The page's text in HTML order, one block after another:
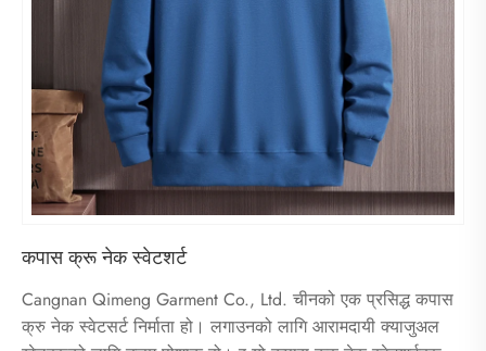
कपास क्रू नेक स्वेटशर्ट
Cangnan Qimeng Garment Co., Ltd. चीनको एक प्रसिद्ध कपास
क्रु नेक स्वेटसर्ट निर्माता हो। लगाउनको लागि आरामदायी क्याजुअल